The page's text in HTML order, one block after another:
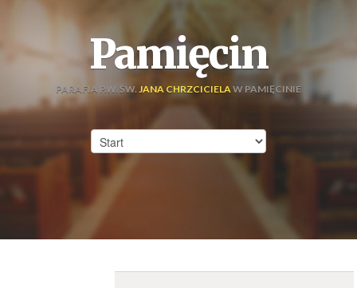
Pamięcin
PARAFIA P.W. ŚW. JANA CHRZCICIELAW PAMIĘCINIE